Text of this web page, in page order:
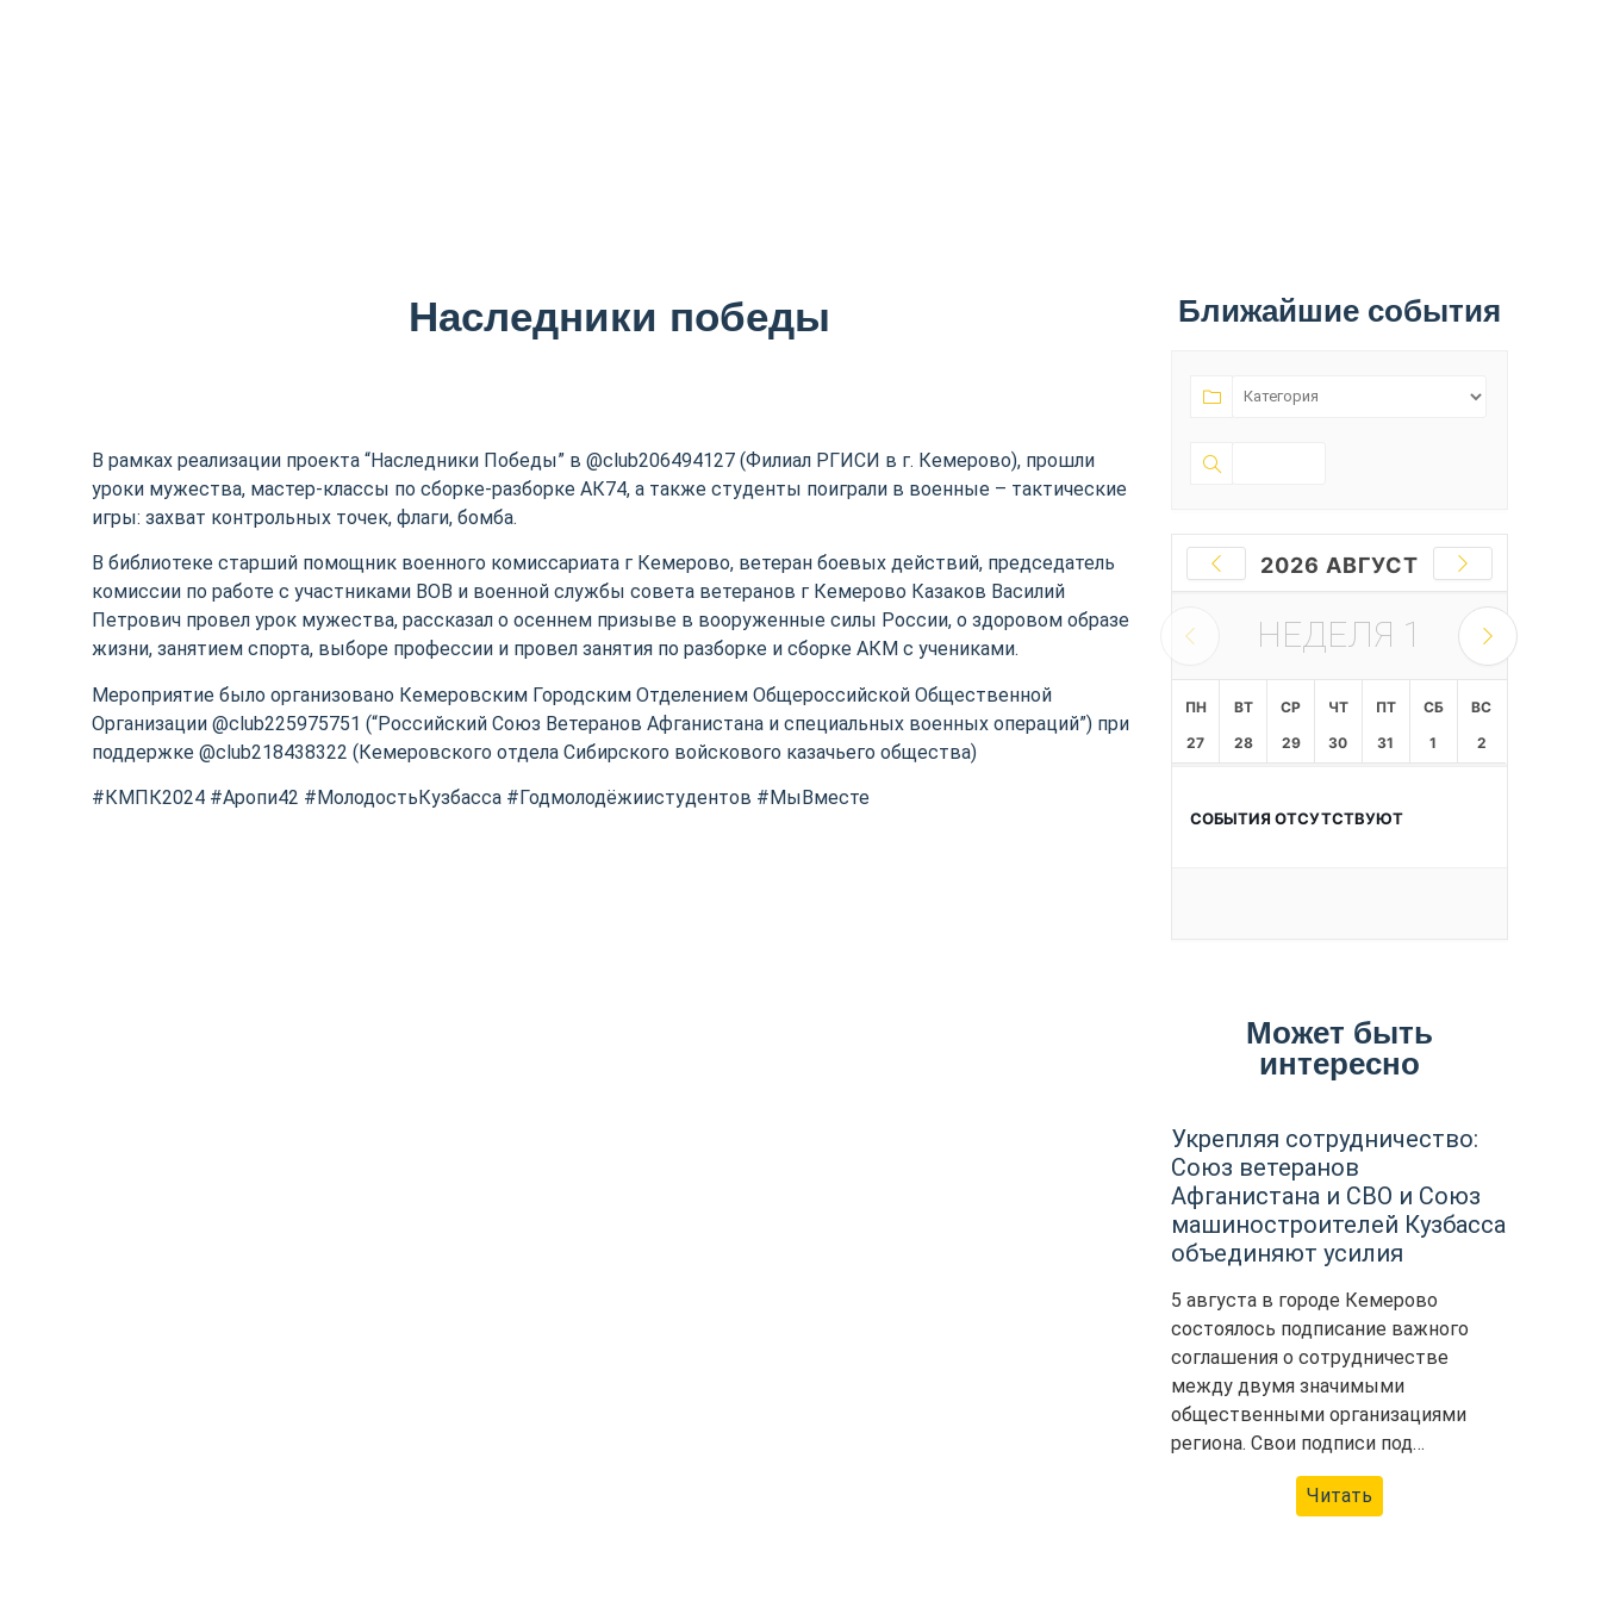
Наследники победы
В рамках реализации проекта “Наследники Победы” в @club206494127 (Филиал РГИСИ в г. Кемерово), прошли
уроки мужества, мастер-классы по сборке-разборке АК74, а также студенты поиграли в военные – тактические
игры: захват контрольных точек, флаги, бомба.
В библиотеке старший помощник военного комиссариата г Кемерово, ветеран боевых действий, председатель
комиссии по работе с участниками ВОВ и военной службы совета ветеранов г Кемерово Казаков Василий
Петрович провел урок мужества, рассказал о осеннем призыве в вооруженные силы России, о здоровом образе
жизни, занятием спорта, выборе профессии и провел занятия по разборке и сборке АКМ с учениками.
Мероприятие было организовано Кемеровским Городским Отделением Общероссийской Общественной
Организации @club225975751 (“Российский Союз Ветеранов Афганистана и специальных военных операций”) при
поддержке @club218438322 (Кемеровского отдела Сибирского войскового казачьего общества)
#КМПК2024 #Аропи42 #МолодостьКузбасса #Годмолодёжиистудентов #МыВместе
Ближайшие события
2026 АВГУСТ
НЕДЕЛЯ 1
ПН
27
ВТ
28
СР
29
ЧТ
30
ПТ
31
СБ
1
ВС
2
СОБЫТИЯ ОТСУТСТВУЮТ
Может быть
интересно
Укрепляя сотрудничество:
Союз ветеранов
Афганистана и СВО и Союз
машиностроителей Кузбасса
объединяют усилия
5 августа в городе Кемерово
состоялось подписание важного
соглашения о сотрудничестве
между двумя значимыми
общественными организациями
региона. Свои подписи под…
Читать